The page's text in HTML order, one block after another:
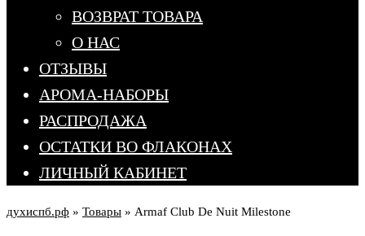
ВОЗВРАТ ТОВАРА
О НАС
ОТЗЫВЫ
АРОМА-НАБОРЫ
РАСПРОДАЖА
ОСТАТКИ ВО ФЛАКОНАХ
ЛИЧНЫЙ КАБИНЕТ
духиспб.рф » Товары » Armaf Club De Nuit Milestone